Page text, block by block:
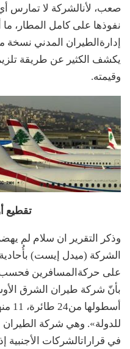
صعب، لأنالشركة لا تمارس
نفوذها على كامل المطار، ما
إدارة الطيران المدني نسخة
يكشف الكثير عن طريقة
وقيمته.
تقطيع
وذكر التقرير ان سلام لم
الشركة (ميدل إيست)
على حركة المسافرين
بأنّ شركة طيران الشرق
أسطولها من24 طائرة،
للدولة». وهي شركة الطيران
في قراراتالشركات الأجنبية إذا